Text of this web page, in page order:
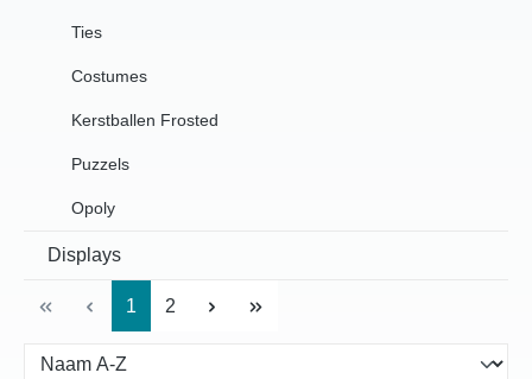
Ties
Costumes
Kerstballen Frosted
Puzzels
Opoly
Displays
Pagina
1 Pagina
2